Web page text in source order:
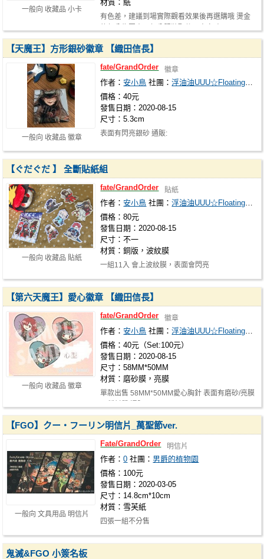
一般向 收藏品 小卡
材質：紙
有色差，建議到場實際觀看效果後再選購哦 燙金
一般向 收藏品 徽章
【天魔王】方形銀砂徽章 【織田信長】
fate/GrandOrder 徽章
作者：安小鳥 社團：浮油油UUU☆Floating oil UUU
價格：40元
發售日期：2020-08-15
尺寸：5.3cm
表面有閃亮銀砂 通販:
一般向 收藏品 貼紙
【ぐだぐだ 】 全斷貼紙組
fate/GrandOrder 貼紙
作者：安小鳥 社團：浮油油UUU☆Floating oil UUU
價格：80元
發售日期：2020-08-15
尺寸：不一
材質：銅版，波紋膜
一組11入 會上波紋膜，表面會閃亮
一般向 收藏品 徽章
【第六天魔王】愛心徽章 【織田信長】
fate/GrandOrder 徽章
作者：安小鳥 社團：浮油油UUU☆Floating oil UUU
價格：40元（Set:100元）
發售日期：2020-08-15
尺寸：58MM*50MM
材質：磨砂膜，亮膜
單款出售 58MM*50MM愛心胸針 表面有磨砂/亮膜
一般向 文具用品 明信片
【FGO】クー・フーリン明信片_萬聖節ver.
Fate/GrandOrder 明信片
作者：0 社團： 男爵的植物園
價格：100元
發售日期：2020-03-05
尺寸：14.8cm*10cm
材質：雪芙紙
四張一組不分售
鬼滅&FGO 小簽名板